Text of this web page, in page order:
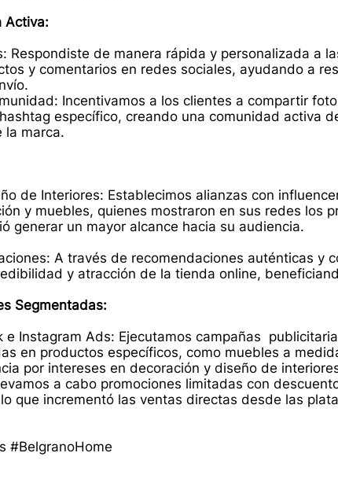
Activa:
Respondiste de manera rápida y personalizada a
y comentarios en redes sociales, ayudando a
Incentivamos a los clientes a compartir
específico, creando una comunidad activa
la marca.
de Interiores: Establecimos alianzas con
y muebles, quienes mostraron en sus redes los
generar un mayor alcance hacia su audiencia.
A través de recomendaciones auténticas y
y atracción de la tienda online,
Segmentadas:
Instagram Ads: Ejecutamos campañas
en productos específicos, como muebles a
por intereses en decoración y diseño de
a cabo promociones limitadas con
que incrementó las ventas directas desde las
#BelgranoHome